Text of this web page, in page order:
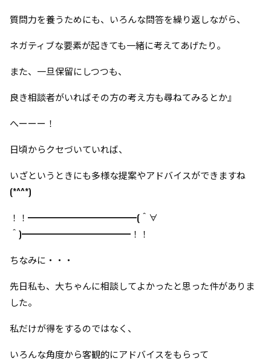
質問力を養うためにも、いろんな問答を繰り返しながら、
ネガティブな要素が起きても一緒に考えてあげたり。
また、一旦保留にしつつも、
良き相談者がいればその方の考え方も尋ねてみるとか』
へーーー！
日頃からクセづいていれば、
いざというときにも多様な提案やアドバイスができますね
(*^^*)
！！━━━━━━━━━━━━(＾∀
＾)━━━━━━━━━━━━ ！！
ちなみに・・・
先日私も、大ちゃんに相談してよかったと思った件がありま
した。
私だけが得をするのではなく、
いろんな角度から客観的にアドバイスをもらって